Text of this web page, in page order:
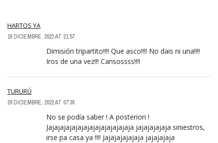
HARTOS YA
19 DICIEMBRE, 2022 AT 21:57
Dimisión tripartito!!!! Que asco!!!! No dais ni una!!!!
Iros de una vez!!! Cansossss!!!!
TURURÚ
20 DICIEMBRE, 2022 AT 07:36
No se podía saber ! A posteriori !
Jajajajajajajajajajajajajajaja jajajajajaja siniestros,
irse pa casa ya !!!! Jajajajajajaja jajajajaja